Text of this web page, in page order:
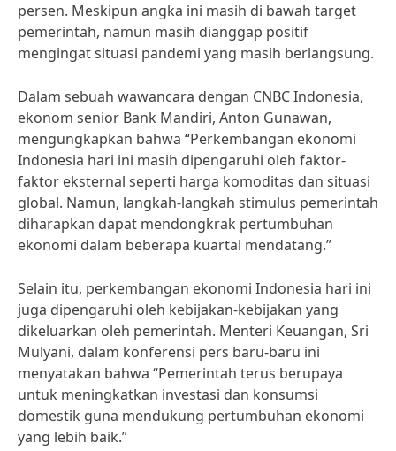
persen. Meskipun angka ini masih di bawah target
pemerintah, namun masih dianggap positif
mengingat situasi pandemi yang masih berlangsung.
Dalam sebuah wawancara dengan CNBC Indonesia,
ekonom senior Bank Mandiri, Anton Gunawan,
mengungkapkan bahwa “Perkembangan ekonomi
Indonesia hari ini masih dipengaruhi oleh faktor-
faktor eksternal seperti harga komoditas dan situasi
global. Namun, langkah-langkah stimulus pemerintah
diharapkan dapat mendongkrak pertumbuhan
ekonomi dalam beberapa kuartal mendatang.”
Selain itu, perkembangan ekonomi Indonesia hari ini
juga dipengaruhi oleh kebijakan-kebijakan yang
dikeluarkan oleh pemerintah. Menteri Keuangan, Sri
Mulyani, dalam konferensi pers baru-baru ini
menyatakan bahwa “Pemerintah terus berupaya
untuk meningkatkan investasi dan konsumsi
domestik guna mendukung pertumbuhan ekonomi
yang lebih baik.”